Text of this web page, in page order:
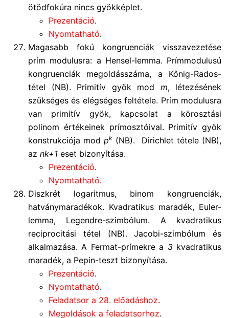
ötödfokúra nincs gyökképlet.
Prezentáció.
Nyomtatható.
Magasabb fokú kongruenciák visszavezetése
prím modulusra: a Hensel-lemma. Prímmodulusú
kongruenciák megoldásszáma, a Kőnig-Rados-
tétel (NB). Primitív gyök mod m, létezésének
szükséges és elégséges feltétele. Prím modulusra
van primitív gyök, kapcsolat a körosztási
polinom értékeinek prímosztóival. Primitív gyök
konstrukciója modpk (NB). Dirichlet tétele (NB),
az nk+1 eset bizonyítása.
Prezentáció.
Nyomtatható.
Diszkrét logaritmus, binom kongruenciák,
hatványmaradékok. Kvadratikus maradék, Euler-
lemma, Legendre-szimbólum. A kvadratikus
reciprocitási tétel (NB). Jacobi-szimbólum és
alkalmazása. A Fermat-prímekre a 3kvadratikus
maradék, a Pepin-teszt bizonyítása.
Prezentáció.
Nyomtatható.
Feladatsor a 28. előadáshoz.
Megoldások a feladatsorhoz.